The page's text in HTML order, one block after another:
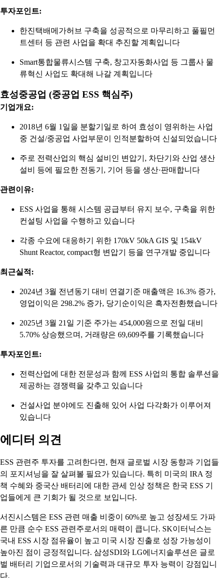
투자포인트:
한진택배메가허브 구축을 성공적으로 마무리하고 풀필먼
트센터 등 관련 사업을 확대 추진할 계획입니다
Smart통합물류시스템 구축, 창고자동화사업 등 그룹사 물
류혁신 사업도 확대해 나갈 계획입니다
효성중공업 (중공업 ESS 핵심주)
기업개요:
2018년 6월 1일을 분할기일로 하여 효성이 영위하는 사업
중 건설/중공업 사업부문이 인적분할하여 신설되었습니다
주로 전력산업의 핵심 설비인 변압기, 차단기와 산업 생산
설비 등에 필요한 전동기, 기어 등을 생산·판매합니다
관련이유:
ESS 사업을 통해 시스템 공급부터 유지 보수, 구축을 위한
컨설팅 사업을 수행하고 있습니다
각종 수요에 대응하기 위한 170kV 50kA GIS 및 154kV
Shunt Reactor, compact형 변압기 등을 연구개발 중입니다
최근실적:
2024년 3월 전년동기 대비 연결기준 매출액은 16.3% 증가,
영업이익은 298.2% 증가, 당기순이익은 흑자전환했습니다
2025년 3월 21일 기준 주가는 454,000원으로 전일 대비
5.70% 상승했으며, 거래량은 69,609주를 기록했습니다
투자포인트:
전력산업에 대한 전문성과 함께 ESS 사업의 통합 솔루션을
제공하는 경쟁력을 갖추고 있습니다
건설사업 분야에도 진출해 있어 사업 다각화가 이루어져
있습니다
에디터 의견
ESS 관련주 투자를 고려한다면, 현재 글로벌 시장 동향과 기업들
의 포지셔닝을 잘 살펴볼 필요가 있습니다. 특히 미국의 IRA 정
책 수혜와 중국산 배터리에 대한 관세 인상 정책은 한국 ESS 기
업들에게 큰 기회가 될 것으로 보입니다.
서진시스템은 ESS 관련 매출 비중이 60%로 높고 성장세도 가파
른 만큼 순수 ESS 관련주로서의 매력이 큽니다. SK이터닉스는
국내 ESS 시장 점유율이 높고 미국 시장 진출로 성장 가능성이
높아진 점이 긍정적입니다. 삼성SDI와 LG에너지솔루션은 글로
벌 배터리 기업으로서의 기술력과 대규모 투자 능력이 강점입니
다.